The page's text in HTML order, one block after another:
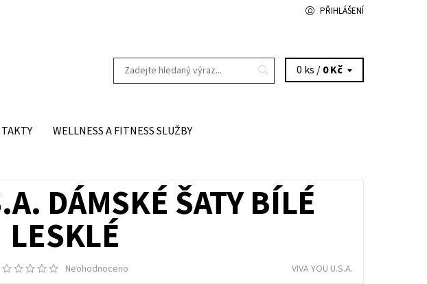
PŘIHLÁŠENÍ
0 ks /0 Kč
WELLNESS A FITNESS SLUŽBY
DÁMSKÉ ŠATY BÍLÉ
LESKLÉ
Neohodnoceno VIVA YOU U.S.A.